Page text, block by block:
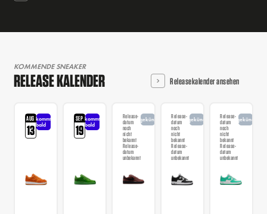
KOMMENDE SNEAKER
RELEASE KALENDER Releasekalender ansehen
AUG
13
kommt
bald
SEP
19
kommt
bald
Release-
datum
noch
nicht
bekannt
Release-
datum
unbekannt
angekündigt
Release-
datum
noch
nicht
bekannt
Release-
datum
unbekannt
angekündigt
Release-
datum
noch
nicht
bekannt
Release-
datum
unbekannt
angekündigt